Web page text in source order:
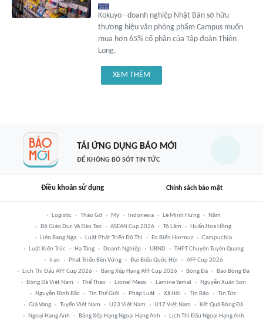
Kokuyo - doanh nghiệp Nhật Bản sở hữu
thương hiệu văn phòng phẩm Campus muốn
mua hơn 65% cổ phần của Tập đoàn Thiên
Long.
XEM THÊM
TẢI ỨNG DỤNG BÁO MỚI
ĐỂ KHÔNG BỎ SÓT TIN TỨC
Điều khoản sử dụng Chính sách bảo mật
Logistic Tháo Gỡ Mỹ Indonesia Lê Minh Hưng
Năm
Bộ Giáo Dục Và Đào Tạo
ASEAN Cup 2026 Tô Lâm
Huấn Hoa Hồng
Liên Bang Nga
Luật Phát Triển Đô Thị Eo Biển Hormuz
Campuchia
Luật Kiến Trúc
Hạ Tầng Doanh Nghiệp UBND
THPT Chuyên Tuyên Quang
Iran
Phát Triển Bền Vững Đại Biểu Quốc Hội
AFF Cup 2026
Lịch Thi Đấu AFF Cup 2026
Bảng Xếp Hạng AFF Cup 2026 Bóng Đá
Báo Bóng Đá
Bóng Đá Việt Nam
Thể Thao Lionel Messi Lamine Yamal
Nguyễn Xuân Son
Nguyễn Đình Bắc
Tin Thế Giới Pháp Luật Xã Hội Tin Bão
Tin Tức
Giá Vàng
Tuyển Việt Nam U23 Việt Nam U17 Việt Nam
Kết Quả Bóng Đá
Ngoại Hạng Anh
Bảng Xếp Hạng Ngoại Hạng Anh Lịch Thi Đấu Ngoại Hạng Anh